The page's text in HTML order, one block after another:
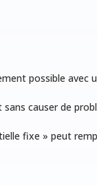
possible
causer de
fixe » peut